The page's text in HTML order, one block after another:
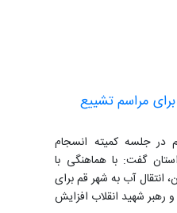
مراسم تشییع
در جلسه کمیته انسجام
گفت: با هماهنگی با
انتقال آب به شهر قم برای
رهبر شهید انقلاب افزایش